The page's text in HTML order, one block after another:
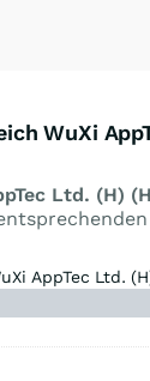
WuXi
Ltd. (H)
AppTec Ltd.